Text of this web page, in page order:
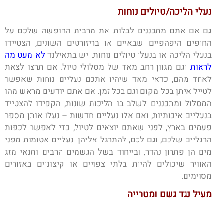
נעלי הליכה/טיולים נוחות
גם אם אתם מתכננים לבלות את מרבית החופשה שלכם על
החופים היפהפיים שבאיים או בריזורטים השונים, הצטיידו
בנעלי הליכה או בנעלי טיולים נוחות. יש בתאילנדלא מעט מה
לראות וגם מגוון רחב מאד של מסלולי טיול. אם תרצו לצאת
לאחד מהם, כדאי מאד שיהיו אתכם נעליים נוחות שאפשר
לטייל איתן בכל מקום וגם בכל זמן. אם אתם יודעים מראש מהו
המסלול ומתכננים לשלב בו הליכות שונות, הקפידו להצטייד
בנעליים איכותיות, ואם אלו נעליים חדשות – נעלו אותן מספר
פעמים בארץ, לפני שאתם יוצאים לטיול, כדי לאפשר לכפות
הרגליים שלכם, וגם לכם, להתרגל אליהן. נעליים אטומות מפני
מים הן פתרון נהדר, ובייחוד בשל הגשמים הרבים ותנאי מזג
האוויר שיכולים להיות בלתי צפויים או קיצוניים באזורים
מסוימים.
מעיל נגד גשם ומטרייה